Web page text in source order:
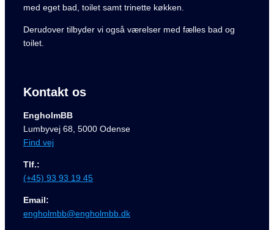
med eget bad, toilet samt trinette køkken.
Derudover tilbyder vi også værelser med fælles bad og
toilet.
Kontakt os
EngholmBB
Lumbyvej 68, 5000 Odense
Find vej
Tlf.:
(+45) 93 93 19 45
Email:
engholmbb@engholmbb.dk